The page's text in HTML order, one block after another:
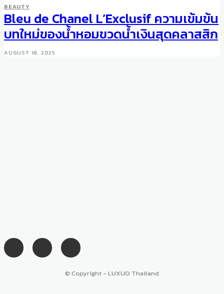
SMART STYLE
Celebrate the Lunar New Year
with Gucci Beauty Products
BEAUTY
Bleu de Chanel L’Exclusif ความเข้มข้น
บทใหม่ของน้ำหอมขวดน้ำเงินสุดคลาสสิก
AUGUST 18, 2025
© Copyright - LUXUO Thailand